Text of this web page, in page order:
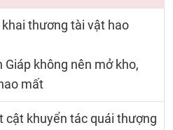
khai thương tài vật hao
Giáp không nên mở kho,
mất
cật khuyển tác quái thượng